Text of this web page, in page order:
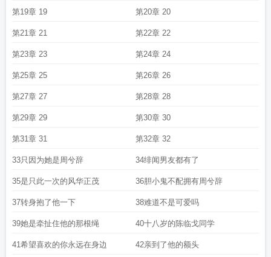
第19章 19 第20章 20
第21章 21 第22章 22
第23章 23 第24章 24
第25章 25 第26章 26
第27章 27 第28章 28
第29章 29 第30章 30
第31章 31 第32章 32
33只因为她是周兮辞 34绯闻男友都有了
35是只此一次的风华正茂 36胆小鬼不配拥有周兮辞
37转身抱了他一下 38难道不是可爱吗
39她是牵扯住他的那根绳 40十八岁的陈临戈同学
41希望喜欢的你永远在身边 42亲到了他的额头